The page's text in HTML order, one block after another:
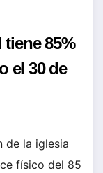
tiene 85%
el 30 de
de la iglesia
físico del 85